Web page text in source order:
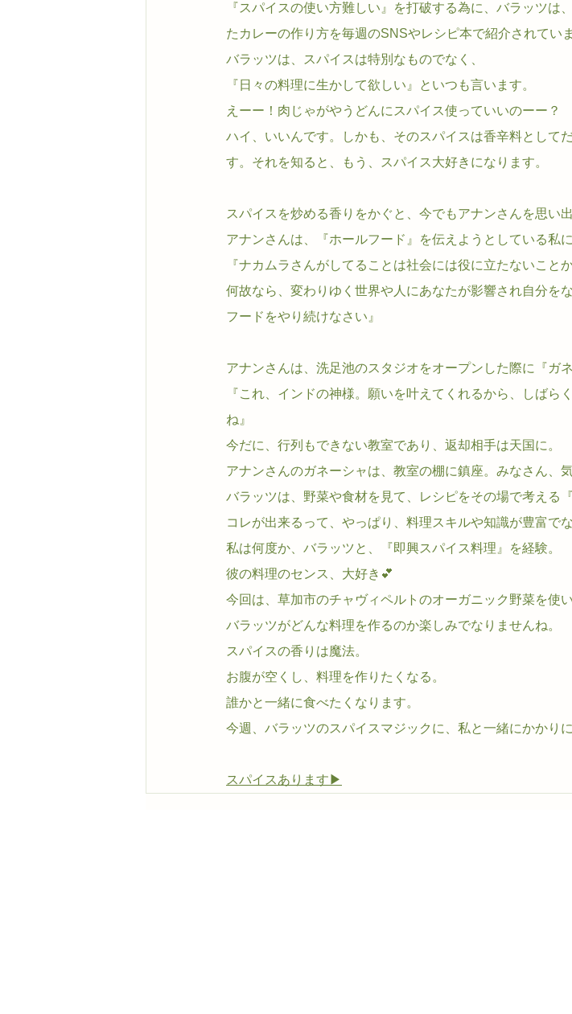
『スパイスの使い方難しい』を打破する為に、バラッツは
たカレーの作り方を毎週のSNSやレシピ本で紹介されていま
バラッツは、スパイスは特別なものでなく、
『日々の料理に生かして欲しい』といつも言います。
えーー！肉じゃがやうどんにスパイス使っていいのーー？
ハイ、いいんです。しかも、そのスパイスは香辛料として
す。それを知ると、もう、スパイス大好きになります。
スパイスを炒める香りをかぐと、今でもアナンさんを思い出
アナンさんは、『ホールフード』を伝えようとしている私に
『ナカムラさんがしてることは社会には役に立たないこと
何故なら、変わりゆく世界や人にあなたが影響され自分を
フードをやり続けなさい』
アナンさんは、洗足池のスタジオをオープンした際に『ガ
『これ、インドの神様。願いを叶えてくれるから、しばら
ね』
今だに、行列もできない教室であり、返却相手は天国に。
アナンさんのガネーシャは、教室の棚に鎮座。みなさん、
バラッツは、野菜や食材を見て、レシピをその場で考える
コレが出来るって、やっぱり、料理スキルや知識が豊富で
私は何度か、バラッツと、『即興スパイス料理』を経験。
彼の料理のセンス、大好き💕
今回は、草加市のチャヴィペルトのオーガニック野菜を使い
バラッツがどんな料理を作るのか楽しみでなりませんね。
スパイスの香りは魔法。
お腹が空くし、料理を作りたくなる。
誰かと一緒に食べたくなります。
今週、バラッツのスパイスマジックに、私と一緒にかかり
スパイスあります▶︎